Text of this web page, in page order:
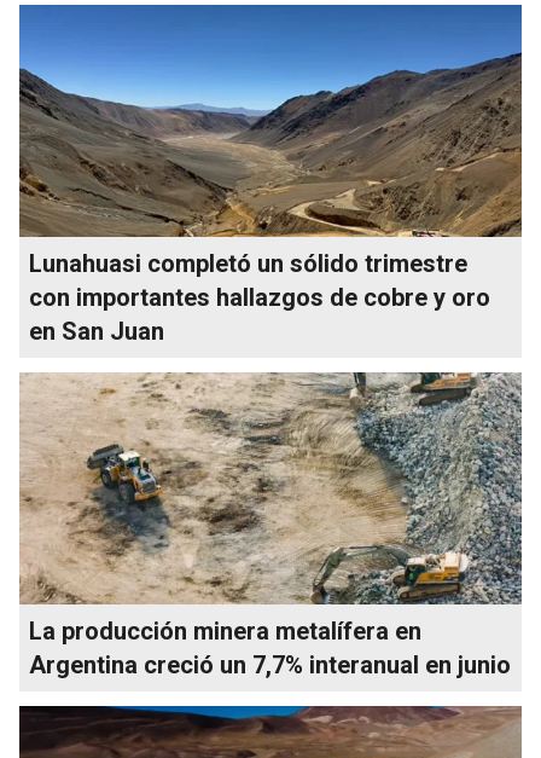
Lunahuasi completó un sólido trimestre
con importantes hallazgos de cobre y oro
en San Juan
La producción minera metalífera en
Argentina creció un 7,7% interanual en junio